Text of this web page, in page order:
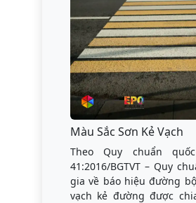
Màu Sắc Sơn Kẻ Vạch
Theo Quy chuẩn
41:2016/BGTVT – Quy
gia về báo hiệu đường
vạch kẻ đường được